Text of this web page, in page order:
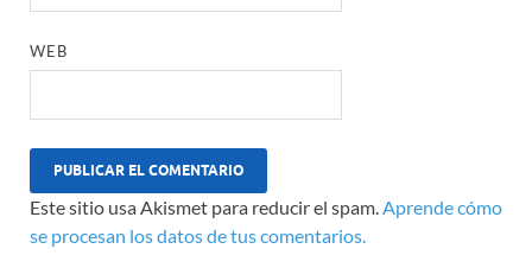
WEB
Este sitio usa Akismet para reducir el spam.Aprende cómo
se procesan los datos de tus comentarios.